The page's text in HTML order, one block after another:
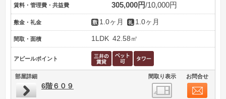
賃料・管理費・共益費 305,000円 10,000円
敷金・礼金 1.0ヶ月 1.0ヶ月
間取・面積 1LDK 42.58㎡
アピールポイント
部屋詳細 間取り表示 お問合せ
6階６０９